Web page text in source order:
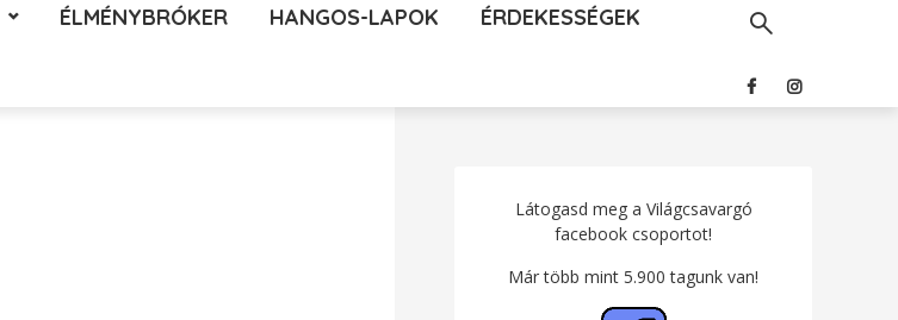
ÉLMÉNYBRÓKER HANGOS-LAPOK ÉRDEKESSÉGEK
Látogasd meg a Világcsavargó
facebook csoportot!
Már több mint 5.900 tagunk van!